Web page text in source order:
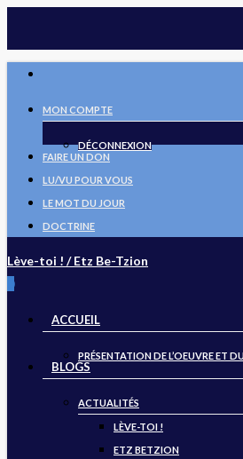
main
FACEBOOK
MON COMPTE
DÉCONNEXION
FAIRE UN DON
LU/VU POUR VOUS
LE MOT DU JOUR
DOCTRINE
Lève-toi ! / Etz Be-Tzion
search
ACCUEIL
PRÉSENTATION DE L’OEUVRE ET
BLOGS
ACTUALITÉS
LÈVE-TOI !
ETZ BETZION